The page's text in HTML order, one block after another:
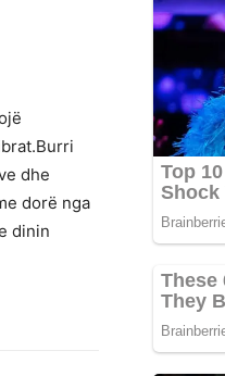
dhe
dorë nga
dinin